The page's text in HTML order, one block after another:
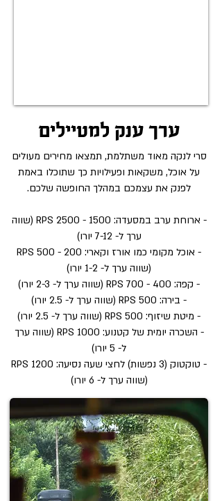
ערך ענק למטיילים
סרי לנקה מאוד משתלמת, תמצאו מחירים מעולים
על אוכל, משקאות ופעילויות כך שתוכלו באמת
לפנק את עצמכם במהלך החופשה שלכם.
- ארוחת ערב במסעדה: 1500 - 2500
RPS (שווה
ערך ל- 7-12 יורו)
- אוכל מקומי כמו אורז וקארי: 200 - 500 RPS
(שווה ערך ל- 1-2 יורו)
- קפה: 400 - 700 RPS (שווה ערך ל- 2-3 יורו)
- בירה: 500 RPS (שווה ערך ל- 2.5 יורו)
- מיטת שיזוף: 500
RPS (שווה ערך ל- 2.5 יורו)
- השכרה יומית של קטנוע: 1000
RPS (שווה ערך
ל- 5 יורו)
- טוקטוק (3 נפשות) לחצי שעה נסיעה: 1200
RPS
(שווה ערך ל- 6 יורו)